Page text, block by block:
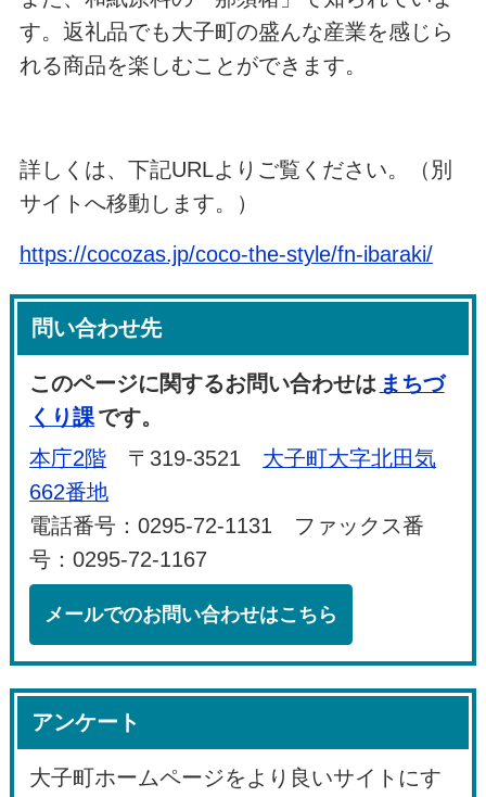
す。返礼品でも大子町の盛んな産業を感じら
れる商品を楽しむことができます。
詳しくは、下記URLよりご覧ください。（別
サイトへ移動します。）
https://cocozas.jp/coco-the-style/fn-ibaraki/
問い合わせ先
このページに関するお問い合わせは まちづ
くり課です。
本庁2階 〒319-3521 大子町大字北田気
662番地
電話番号：0295-72-1131 ファックス番
号：0295-72-1167
メールでのお問い合わせはこちら
アンケート
大子町ホームページをより良いサイトにす